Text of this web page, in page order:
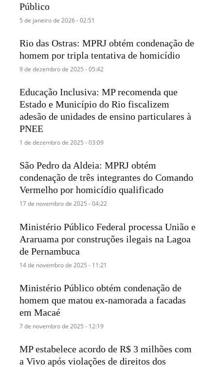
Público
5 de janeiro de 2026 - 02:51
Rio das Ostras: MPRJ obtém condenação de
homem por tripla tentativa de homicídio
9 de dezembro de 2025 - 05:42
Educação Inclusiva: MP recomenda que
Estado e Município do Rio fiscalizem
adesão de unidades de ensino particulares à
PNEE
1 de dezembro de 2025 - 03:09
São Pedro da Aldeia: MPRJ obtém
condenação de três integrantes do Comando
Vermelho por homicídio qualificado
17 de novembro de 2025 - 04:22
Ministério Público Federal processa União e
Araruama por construções ilegais na Lagoa
de Pernambuca
14 de novembro de 2025 - 11:21
Ministério Público obtém condenação de
homem que matou ex-namorada a facadas
em Macaé
7 de novembro de 2025 - 12:19
MP estabelece acordo de R$ 3 milhões com
a Vivo após violações de direitos dos